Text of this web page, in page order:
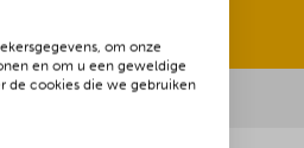
om onze
en om u een geweldige
de cookies die we gebruiken